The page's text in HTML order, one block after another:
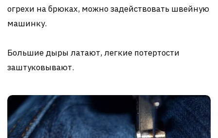
огрехи на брюках, можно задействовать швейную
машинку.
Большие дыры латают, легкие потертости
заштуковывают.